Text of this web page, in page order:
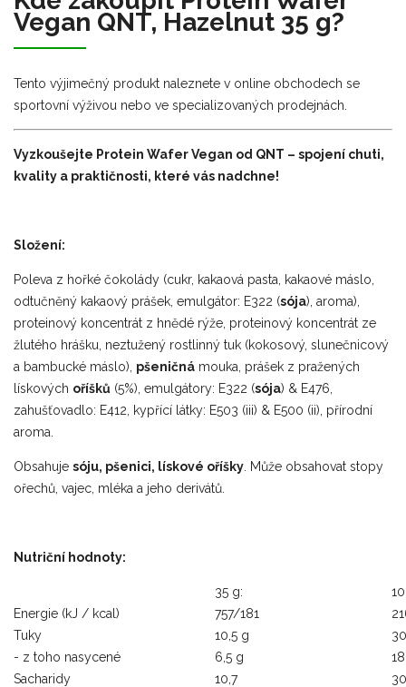
Vegan QNT, Hazelnut 35 g?
Tento výjimečný produkt naleznete v online obchodech se
sportovní výživou nebo ve specializovaných prodejnách.
Vyzkoušejte Protein Wafer Vegan od QNT – spojení chuti,
kvality a praktičnosti, které vás nadchne!
Složení:
Poleva z hořké čokolády (cukr, kakaová pasta, kakaové máslo,
odtučněný kakaový prášek, emulgátor: E322 (sója), aroma),
proteinový koncentrát z hnědé rýže, proteinový koncentrát ze
žlutého hrášku, neztužený rostlinný tuk (kokosový, slunečnicový
a bambucké máslo), pšeničná mouka, prášek z pražených
lískových oříšků (5%), emulgátory: E322 (sója) & E476,
zahušťovadlo: E412, kypřící látky: E503 (iii) & E500 (ii), přírodní
aroma.
Obsahuje sóju, pšenici, lískové oříšky . Může obsahovat stopy
ořechů, vajec, mléka a jeho derivátů.
Nutriční hodnoty:
35 g:
Energie (kJ / kcal)
757/181
Tuky
10,5 g
- z toho nasycené
6,5 g
Sacharidy
10,7